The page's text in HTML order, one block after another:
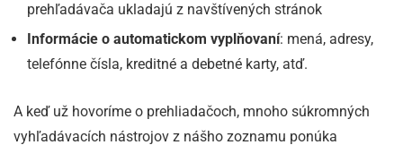
prehľadávača ukladajú z navštívených stránok
Informácie o automatickom vyplňovaní: mená, adresy,
telefónne čísla, kreditné a debetné karty, atď.
A keď už hovoríme o prehliadačoch, mnoho súkromných
vyhľadávacích nástrojov z nášho zoznamu ponúka